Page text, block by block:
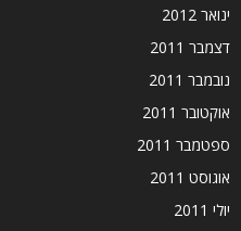
ינואר 2012
דצמבר 2011
נובמבר 2011
אוקטובר 2011
ספטמבר 2011
אוגוסט 2011
יולי 2011